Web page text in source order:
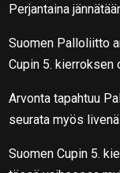
Perjantaina
Suomen Palloliitto
Cupin 5. kierroksen
Arvonta tapahtuu
seurata myös
Suomen Cupin 5.